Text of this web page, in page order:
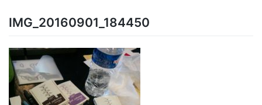
IMG_20160901_184450